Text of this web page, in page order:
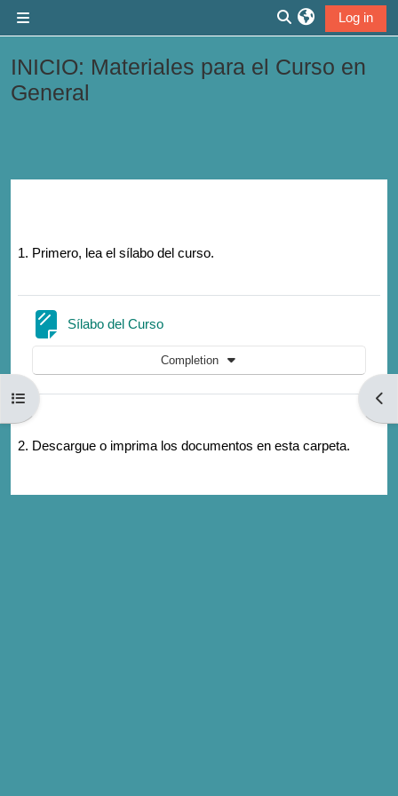
Toggle search
Log in
Open course index
INICIO: Materiales para el Curso en
General
1. Primero, lea el sílabo del curso.
Sílabo del CursoPage
Completion
2. Descargue o imprima los documentos en esta carpeta.